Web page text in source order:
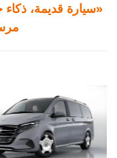
«سيارة قديمة، ذكاء